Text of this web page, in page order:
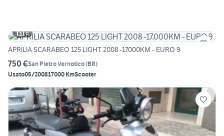
6
APRILIA SCARABEO 125 LIGHT 2008 -17.000KM - EURO 9
750 €San Pietro Vernotico(BR)
Usato05/200817000 KmScooter